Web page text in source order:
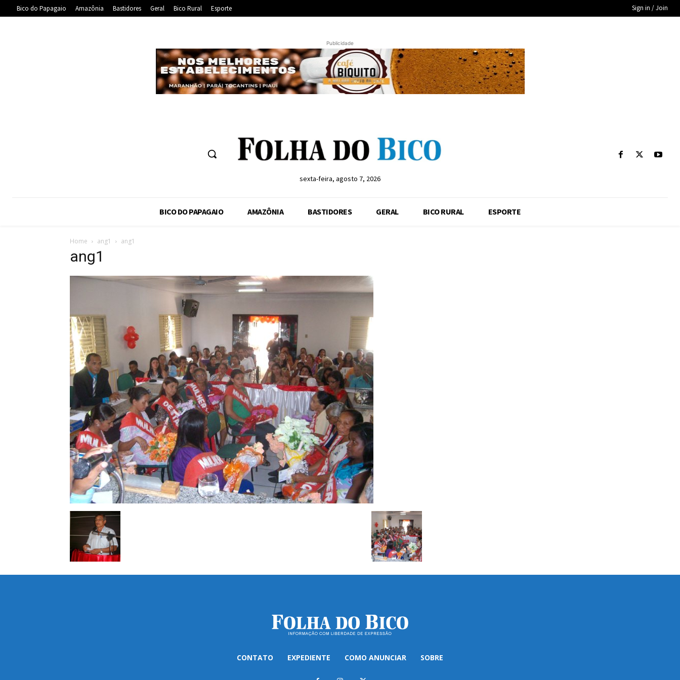
Bico do Papagaio Amazônia Bastidores Geral Bico Rural Esporte Sign in / Join
Publicidade
sexta-feira, agosto 7, 2026
BICO DO PAPAGAIO AMAZÔNIA BASTIDORES GERAL BICO RURAL ESPORTE
Home ang1 ang1
ang1
CONTATO EXPEDIENTE COMO ANUNCIAR SOBRE